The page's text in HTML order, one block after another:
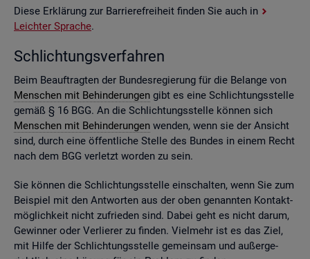
Diese Er­klä­rung zur Bar­rie­re­frei­heit fin­den Sie auch in
Leich­ter Spra­che.
Schlich­tungs­ver­fah­ren
Beim Be­auf­trag­ten der Bun­des­re­gie­rung für die Be­lan­ge von
Men­schen mit Be­hin­de­run­gen gibt es eine Schlich­tungs­stel­le
gemäß § 16 BGG. An die Schlich­tungs­stel­le kön­nen sich
Men­schen mit Be­hin­de­run­gen wen­den, wenn sie der An­sicht
sind, durch eine öf­fent­li­che Stel­le des Bun­des in einem Recht
nach dem BGG ver­letzt wor­den zu sein.
Sie kön­nen die Schlich­tungs­stel­le ein­schal­ten, wenn Sie zum
Bei­spiel mit den Ant­wor­ten aus der oben ge­nann­ten Kon­takt­
mög­lich­keit nicht zu­frie­den sind. Dabei geht es nicht darum,
Ge­win­ner oder Ver­lie­rer zu fin­den. Viel­mehr ist es das Ziel,
mit Hilfe der Schlich­tungs­stel­le ge­mein­sam und au­ßer­ge­